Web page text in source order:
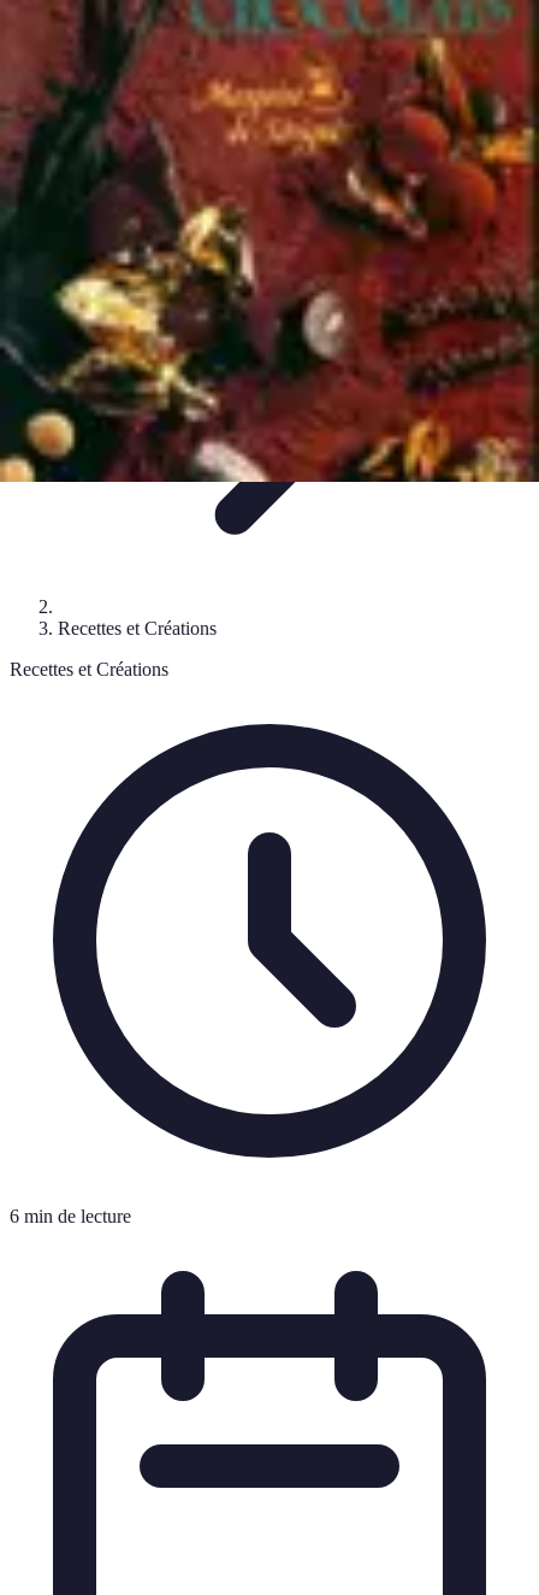
Chocolats de Pâques
Saveurs et Variétés Décoration et
Personnalisation
Chocolats Bio Recettes et DIY
Chocolats de Pâques
Recettes et Créations
Recettes et Créations
6 min de lecture